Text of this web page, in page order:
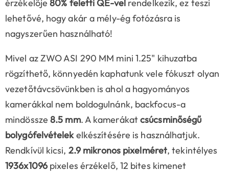
érzékelője80% feletti QE-velrendelkezik, ez teszi
lehetővé, hogy akár a mély-ég fotózásra is
nagyszerűen használható!
Mivel az ZWO ASI 290 MM mini 1.25" kihuzatba
rögzíthető, könnyedén kaphatunk vele fókuszt olyan
vezetőtávcsövünkben is ahol a hagyományos
kamerákkal nem boldogulnánk, backfocus-a
mindössze 8.5 mm. A kamerákatcsúcsminőségű
bolygófelvételekelkészítésére is használhatjuk.
Rendkívül kicsi, 2.9mikronos pixelméret, tekintélyes
1936x1096pixeles érzékelő, 12 bites kimenet